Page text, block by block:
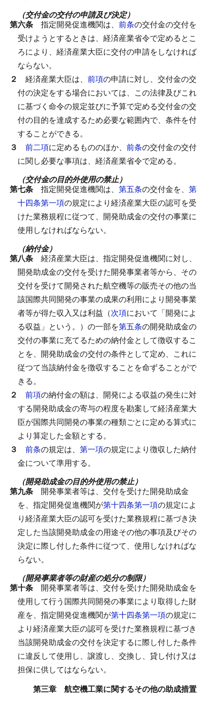
（交付金の交付の申請及び決定）
第六条 指定開発促進機関は、 前条の交付金の交付を
受けようとするときは、経済産業省令で定めるとこ
ろにより、経済産業大臣に交付の申請をしなければ
ならない。
２ 経済産業大臣は、 前項の申請に対し、交付金の交
付の決定をする場合においては、この法律及びこれ
に基づく命令の規定並びに予算で定める交付金の交
付の目的を達成するため必要な範囲内で、条件を付
することができる。
３ 前二項に定めるもののほか、 前条の交付金の交付
に関し必要な事項は、経済産業省令で定める。
（交付金の目的外使用の禁止）
第七条 指定開発促進機関は、 第五条の交付金を、 第
十四条第一項の規定により経済産業大臣の認可を受
けた業務規程に従つて、開発助成金の交付の事業に
使用しなければならない。
（納付金）
第八条 経済産業大臣は、指定開発促進機関に対し、
開発助成金の交付を受けた開発事業者等から、その
交付を受けて開発された航空機等の販売その他の当
該国際共同開発の事業の成果の利用により開発事業
者等が得た収入又は利益（次項において「開発によ
る収益」という。）の一部を第五条の開発助成金の
交付の事業に充てるための納付金として徴収するこ
とを、開発助成金の交付の条件として定め、これに
従つて当該納付金を徴収することを命ずることがで
きる。
２ 前項の納付金の額は、開発による収益の発生に対
する開発助成金の寄与の程度を勘案して経済産業大
臣が国際共同開発の事業の種類ごとに定める算式に
より算定した金額とする。
３ 前条の規定は、 第一項の規定により徴収した納付
金について準用する。
（開発助成金の目的外使用の禁止）
第九条 開発事業者等は、交付を受けた開発助成金
を、指定開発促進機関が第十四条第一項の規定によ
り経済産業大臣の認可を受けた業務規程に基づき決
定した当該開発助成金の用途その他の事項及びその
決定に際し付した条件に従つて、使用しなければな
らない。
（開発事業者等の財産の処分の制限）
第十条 開発事業者等は、交付を受けた開発助成金を
使用して行う国際共同開発の事業により取得した財
産を、指定開発促進機関が第十四条第一項の規定に
より経済産業大臣の認可を受けた業務規程に基づき
当該開発助成金の交付を決定するに際し付した条件
に違反して使用し、譲渡し、交換し、貸し付け又は
担保に供してはならない。
第三章 航空機工業に関するその他の助成措置